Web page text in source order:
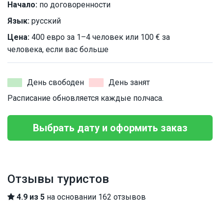
Начало: по договоренности
Язык: русский
Цена: 400 евро за 1–4 человек или 100 € за
человека, если вас больше
День свободен
День занят
Расписание обновляется каждые полчаса.
Выбрать дату и оформить заказ
Отзывы туристов
4.9 из 5 на основании 162 отзывов